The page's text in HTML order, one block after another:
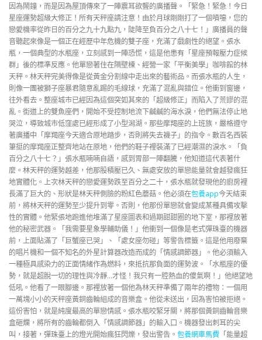
因為鬧鐘，而是因為屋頂傳來了一陣震耳欲聾的廣播聲。「緊急！緊急！今日
星座運勢超級大修正！所有天秤座請注意！由於月球剛剛打了一個噴嚏，您的
戀愛機率從昨日的百分之九十九點九，陡降至負百分之八十七！」廣播員的聲
音聽起來像是一個正在經歷中年危機的雙子座，充滿了戲劇性的絕望。張水
瓶，一個典型的水瓶座，立刻感到一陣恐慌，這是他患有「星座預報壓力症候
群」後的標準反應。他單戀著住在隔壁棟、經營一家「平衡美學」咖啡館的林
天秤。林天秤完美得像是從黃金分割線中走出來的藝術品。而張水瓶的人生，
則像一團被獅子座暴君隨意亂踢的毛線球，充滿了混亂與錯位。他衝到窗邊，
往外看去。整座城市已經因為這個突如其來的「超級修正」而陷入了荒謬的混
亂。街道上的雙魚座們，開始不受控制地流下鹹鹹的海水淚，他們無法停止地
哭泣，導致城市低窪處已經形成了小型潟湖。那些摩羯座的上班族，嚴格遵守
著廣播中「摩羯座今天適合原地踏步，否則將失去襪子」的指令。數百名西裝
筆挺的摩羯座正整齊地站在原地，他們的鞋子裡裝滿了已經潮濕的淚水。「負
百分之八十七？」張水瓶喃喃自語，感到胃部一陣翻騰，他知道這代表著什
麼。林天秤的運勢越差，他那股積壓已久、無處安放的單戀能量就會越發瘋狂
地實體化。上次林天秤的戀愛運勢跌至百分之二十，張水瓶就發現他的廚房裡
長滿了巨大的、形狀是林天秤側臉的粉紅色蘑菇。他必須在包養app今天結束
前，將林天秤的運勢至少提升到零。否則，他那份單戀就會變成某種具備攻擊
性的實體。他緊張地跑進他堆滿了星座圖表和過期甜甜圈的地下室，那裡放著
他的秘密武器。「我需要星象學輔助儀！」他衝到一個像是老式彈珠臺的機器
前，上面貼滿了「巨蟹座已哭」、「處女座勿碰」等警告標籤。這是他用廢棄
的唱片機和一個不知名的外星計算器改造而成的「情感調節器」。他必須輸入
一種極具感染力的正面情緒作為燃料，來抵抗那負面的運勢波。「水瓶座的優
勢，就是超脫一切的理性與冷靜…才怪！我只有一腔熱血的傻氣啊！」他絕望地
低吼。他看了一眼腳邊。那裡放著一個他為林天秤準備了兩年的禮物：一個用
一萬塊小小的天秤座黃銅齒輪組成的音樂盒。他從未送出，因為害怕被拒絕。
這份害怕，就是純度最高的單戀情感。張水瓶咬緊牙關，將那個黃銅齒輪音樂
盒砸爛，將所有的齒輪都倒入「情感調節器」的輸入口。機器發出刺耳的尖
叫，接著，彈珠臺上的燈光開始瘋狂閃爍，發出警告。 包養網車馬費 「能量超